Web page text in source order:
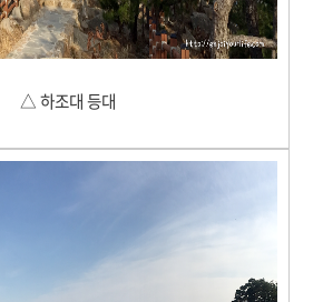
△하조대 등대